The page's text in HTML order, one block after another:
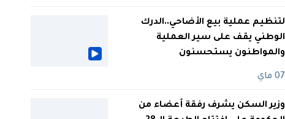
لتنظيم عملية بيع الأضاحي..الدرك
الوطني يقف على سير العملية
والمواطنون يستحسنون
07 ماي
وزير السكن يشرف رفقة أعضاء من